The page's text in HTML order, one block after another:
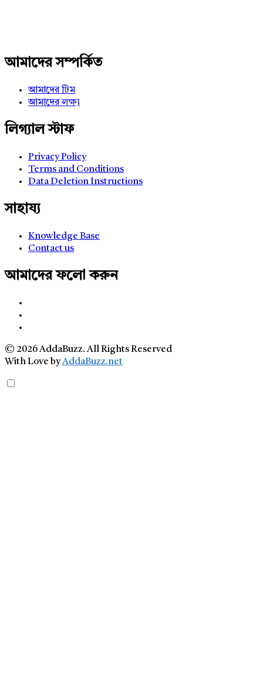
আমাদের সম্পর্কিত
আমাদের টিম
আমাদের লক্ষ্য
লিগ্যাল স্টাফ
Privacy Policy
Terms and Conditions
Data Deletion Instructions
সাহায্য
Knowledge Base
Contact us
আমাদের ফলো করুন
© 2026 AddaBuzz. All Rights Reserved
With Love byAddaBuzz.net